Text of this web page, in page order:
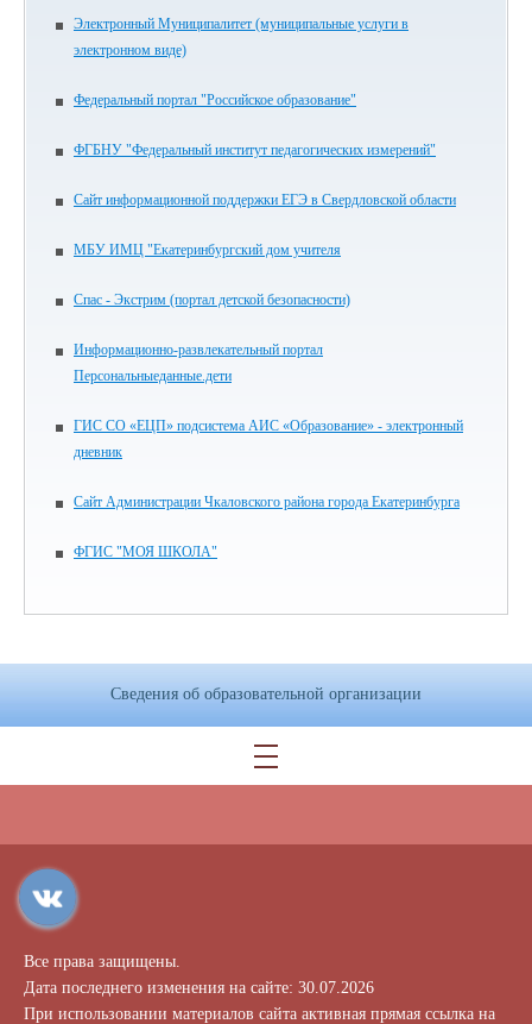
Электронный Муниципалитет (муниципальные услуги в
электронном виде)
Федеральный портал "Российское образование"
ФГБНУ "Федеральный институт педагогических измерений"
Сайт информационной поддержки ЕГЭ в Свердловской области
МБУ ИМЦ "Екатеринбургский дом учителя
Спас - Экстрим (портал детской безопасности)
Информационно-развлекательный портал
Персональныеданные.дети
ГИС СО «ЕЦП» подсистема АИС «Образование» - электронный
дневник
Сайт Администрации Чкаловского района города Екатеринбурга
ФГИС "МОЯ ШКОЛА"
Сведения об образовательной организации
Все права защищены.
Дата последнего изменения на сайте: 30.07.2026
При использовании материалов сайта активная прямая ссылка на